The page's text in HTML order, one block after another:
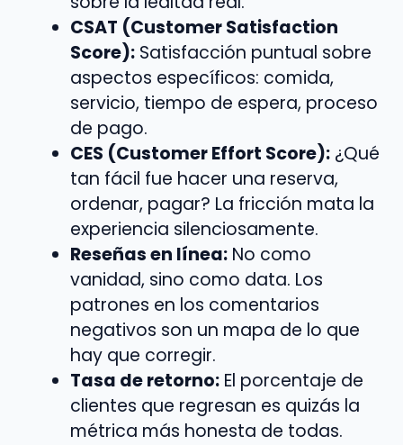
CSAT (Customer Satisfaction
Score):Satisfacción puntual sobre
aspectos específicos: comida,
servicio, tiempo de espera, proceso
de pago.
CES (Customer Effort Score):¿Qué
tan fácil fue hacer una reserva,
ordenar, pagar? La fricción mata la
experiencia silenciosamente.
Reseñas en línea:No como
vanidad, sino como data. Los
patrones en los comentarios
negativos son un mapa de lo que
hay que corregir.
Tasa de retorno:El porcentaje de
clientes que regresan es quizás la
métrica más honesta de todas.